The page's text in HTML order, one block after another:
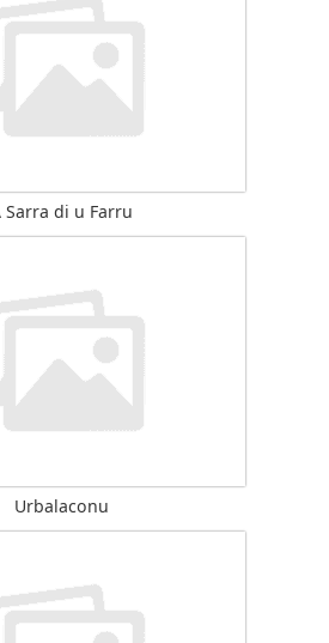
Sarra di u Farru
Urbalaconu